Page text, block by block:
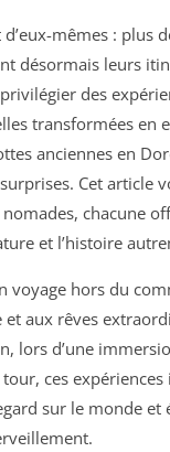
mêmes : plus
désormais leurs
des
transformées en
anciennes en
Cet article
chacune
et l’histoire
voyage hors du
et aux rêves
lors d’une
tour, ces
sur le monde et